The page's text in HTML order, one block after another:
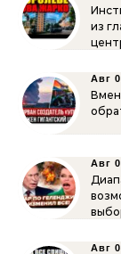
из
Авг
Авг
Авг